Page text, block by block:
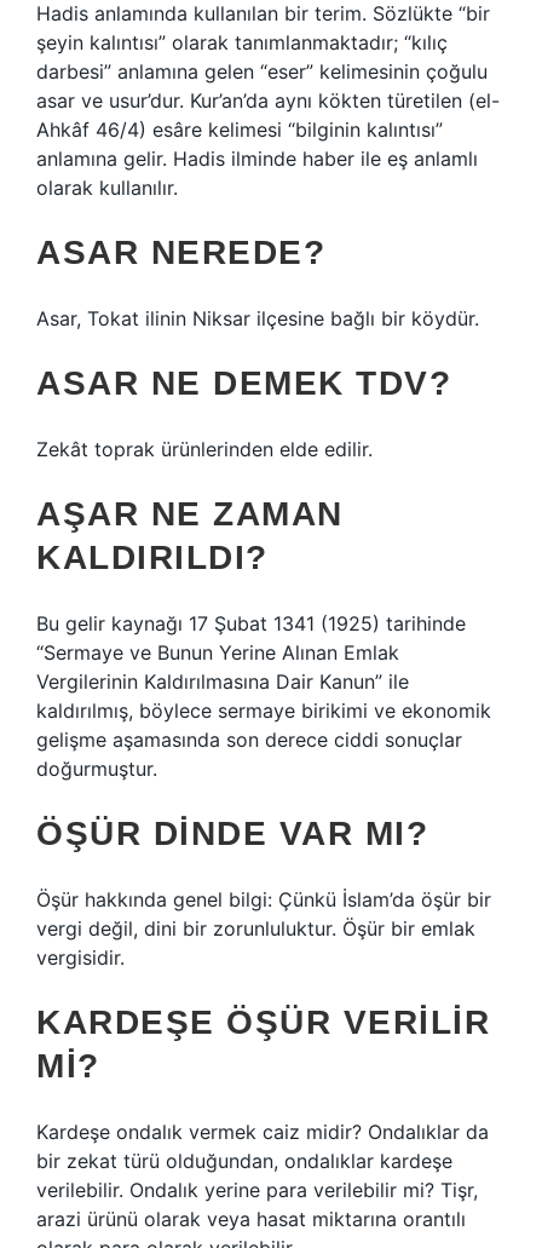
Hadis anlamında kullanılan bir terim. Sözlükte “bir
şeyin kalıntısı” olarak tanımlanmaktadır; “kılıç
darbesi” anlamına gelen “eser” kelimesinin çoğulu
asar ve usur’dur. Kur’an’da aynı kökten türetilen (el-
Ahkâf 46/4) esâre kelimesi “bilginin kalıntısı”
anlamına gelir. Hadis ilminde haber ile eş anlamlı
olarak kullanılır.
ASAR NEREDE?
Asar, Tokat ilinin Niksar ilçesine bağlı bir köydür.
ASAR NE DEMEK TDV?
Zekât toprak ürünlerinden elde edilir.
AŞAR NE ZAMAN
KALDIRILDI?
Bu gelir kaynağı 17 Şubat 1341 (1925) tarihinde
“Sermaye ve Bunun Yerine Alınan Emlak
Vergilerinin Kaldırılmasına Dair Kanun” ile
kaldırılmış, böylece sermaye birikimi ve ekonomik
gelişme aşamasında son derece ciddi sonuçlar
doğurmuştur.
ÖŞÜR DINDE VAR MI?
Öşür hakkında genel bilgi: Çünkü İslam’da öşür bir
vergi değil, dini bir zorunluluktur. Öşür bir emlak
vergisidir.
KARDEŞE ÖŞÜR VERILIR
MI?
Kardeşe ondalık vermek caiz midir? Ondalıklar da
bir zekat türü olduğundan, ondalıklar kardeşe
verilebilir. Ondalık yerine para verilebilir mi? Tişr, ​​
arazi ürünü olarak veya hasat miktarına orantılı